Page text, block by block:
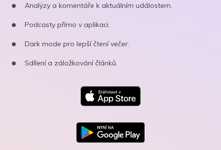
Analýzy a komentáře k aktuálním událostem.
Podcasty přímo v aplikaci.
Dark mode pro lepší čtení večer.
Sdílení a záložkování článků.